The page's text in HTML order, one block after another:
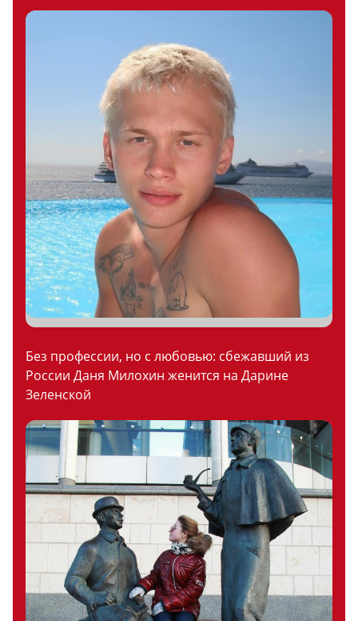
Без профессии, но с любовью: сбежавший из
России Даня Милохин женится на Дарине
Зеленской